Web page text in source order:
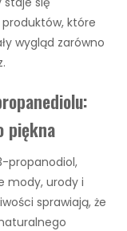
które
wygląd zarówno
piękna
propanodiol,
mody, urody i
sprawiają, że